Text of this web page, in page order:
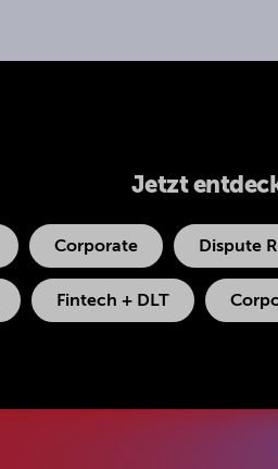
Jetzt
Corporate Dispute
Fintech + DLT